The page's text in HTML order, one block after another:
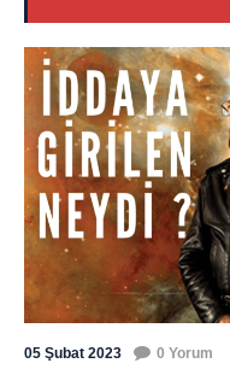
05 Şubat 2023 0 Yorum